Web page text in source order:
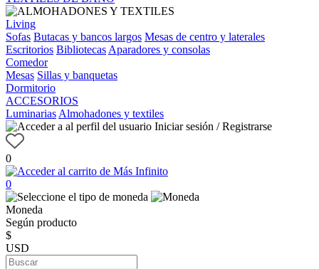
Living
Sofas Butacas y bancos largos Mesas de centro y laterales
Escritorios Bibliotecas Aparadores y consolas
Comedor
Mesas Sillas y banquetas
Dormitorio
ACCESORIOS
Luminarias Almohadones y textiles
Iniciar sesión / Registrarse
0
0
Moneda
Según producto
$
USD